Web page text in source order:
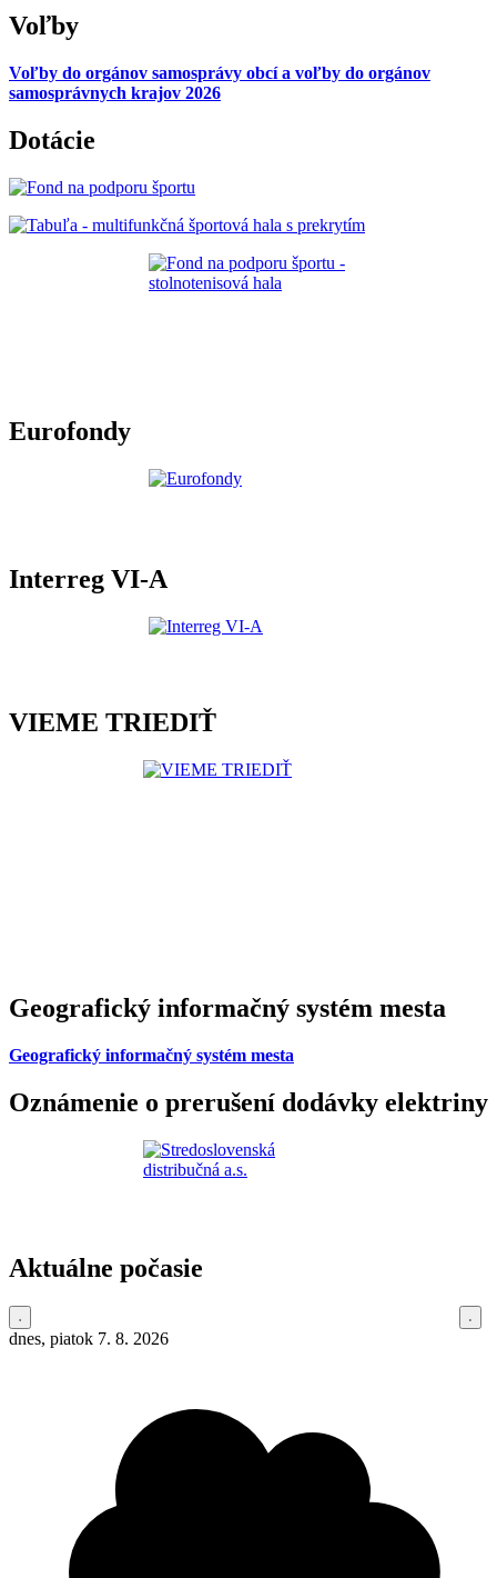
Voľby
Voľby do orgánov samosprávy obcí a voľby do orgánov
samosprávnych krajov 2026
Dotácie
Eurofondy
Interreg VI-A
VIEME TRIEDIŤ
Geografický informačný systém mesta
Geografický informačný systém mesta
Oznámenie o prerušení dodávky elektriny
Aktuálne počasie
dnes, piatok 7. 8. 2026